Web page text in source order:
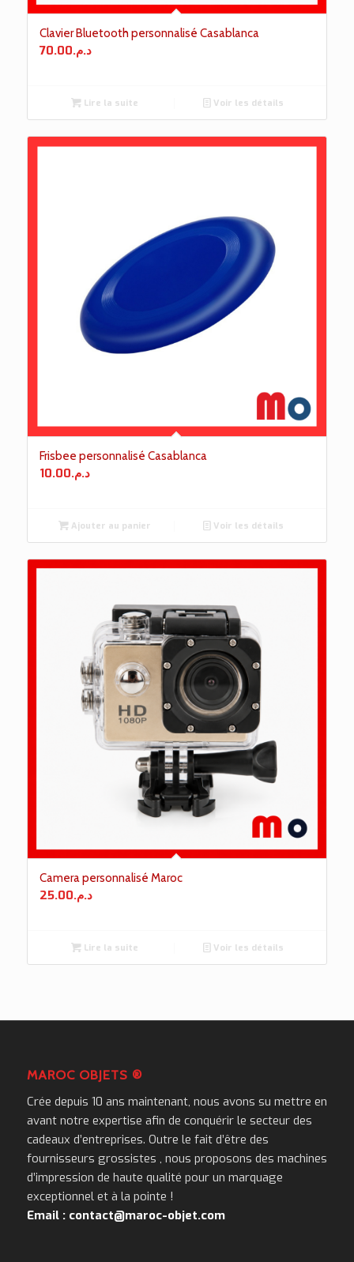
Clavier Bluetooth personnalisé Casablanca
د.م.70.00
Lire la suite Voir les détails
Frisbee personnalisé Casablanca
د.م.10.00
Ajouter au panier Voir les détails
Camera personnalisé Maroc
د.م.25.00
Lire la suite Voir les détails
MAROC OBJETS ®
Crée depuis 10 ans maintenant, nous avons su mettre en
avant notre expertise afin de conquérir le secteur des
cadeaux d’entreprises. Outre le fait d’être des
fournisseurs grossistes , nous proposons des machines
d’impression de haute qualité pour un marquage
exceptionnel et à la pointe !
Email : contact@maroc-objet.com